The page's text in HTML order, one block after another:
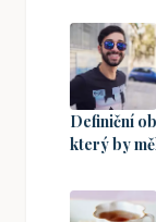
Definiční
který by